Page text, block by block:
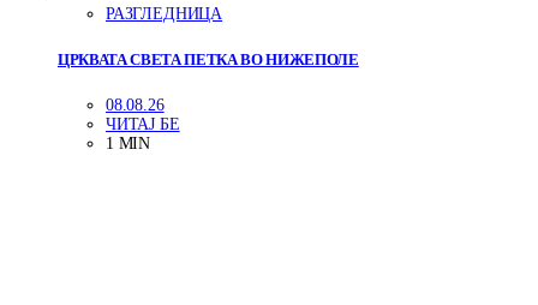
РАЗГЛЕДНИЦА
ЦРКВАТА СВЕТА ПЕТКА ВО НИЖЕПОЛЕ
08.08.26
ЧИТАЈ БЕ
1 MIN